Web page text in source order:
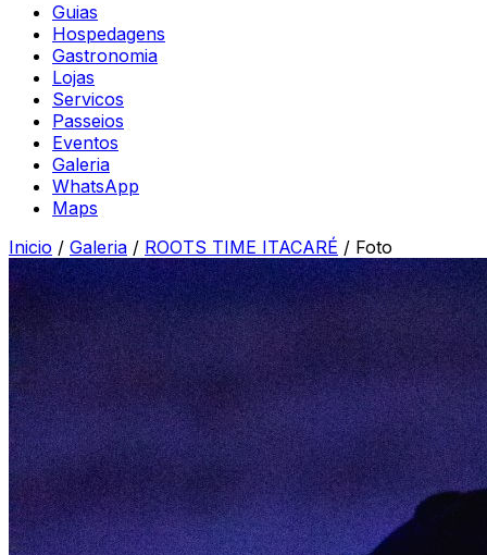
Guias
Hospedagens
Gastronomia
Lojas
Servicos
Passeios
Eventos
Galeria
WhatsApp
Maps
Inicio / Galeria / ROOTS TIME ITACARÉ / Foto